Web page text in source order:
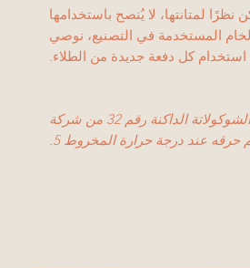
لمتانتها، لا يُنصح باستخدامها
المستخدمة في التصنيع، نوصي
كل دفعة جديدة من الطلاء.
يتم عرض الصور المصغرة على طين الشوكولاتة الداكنة رقم 32 من شركة